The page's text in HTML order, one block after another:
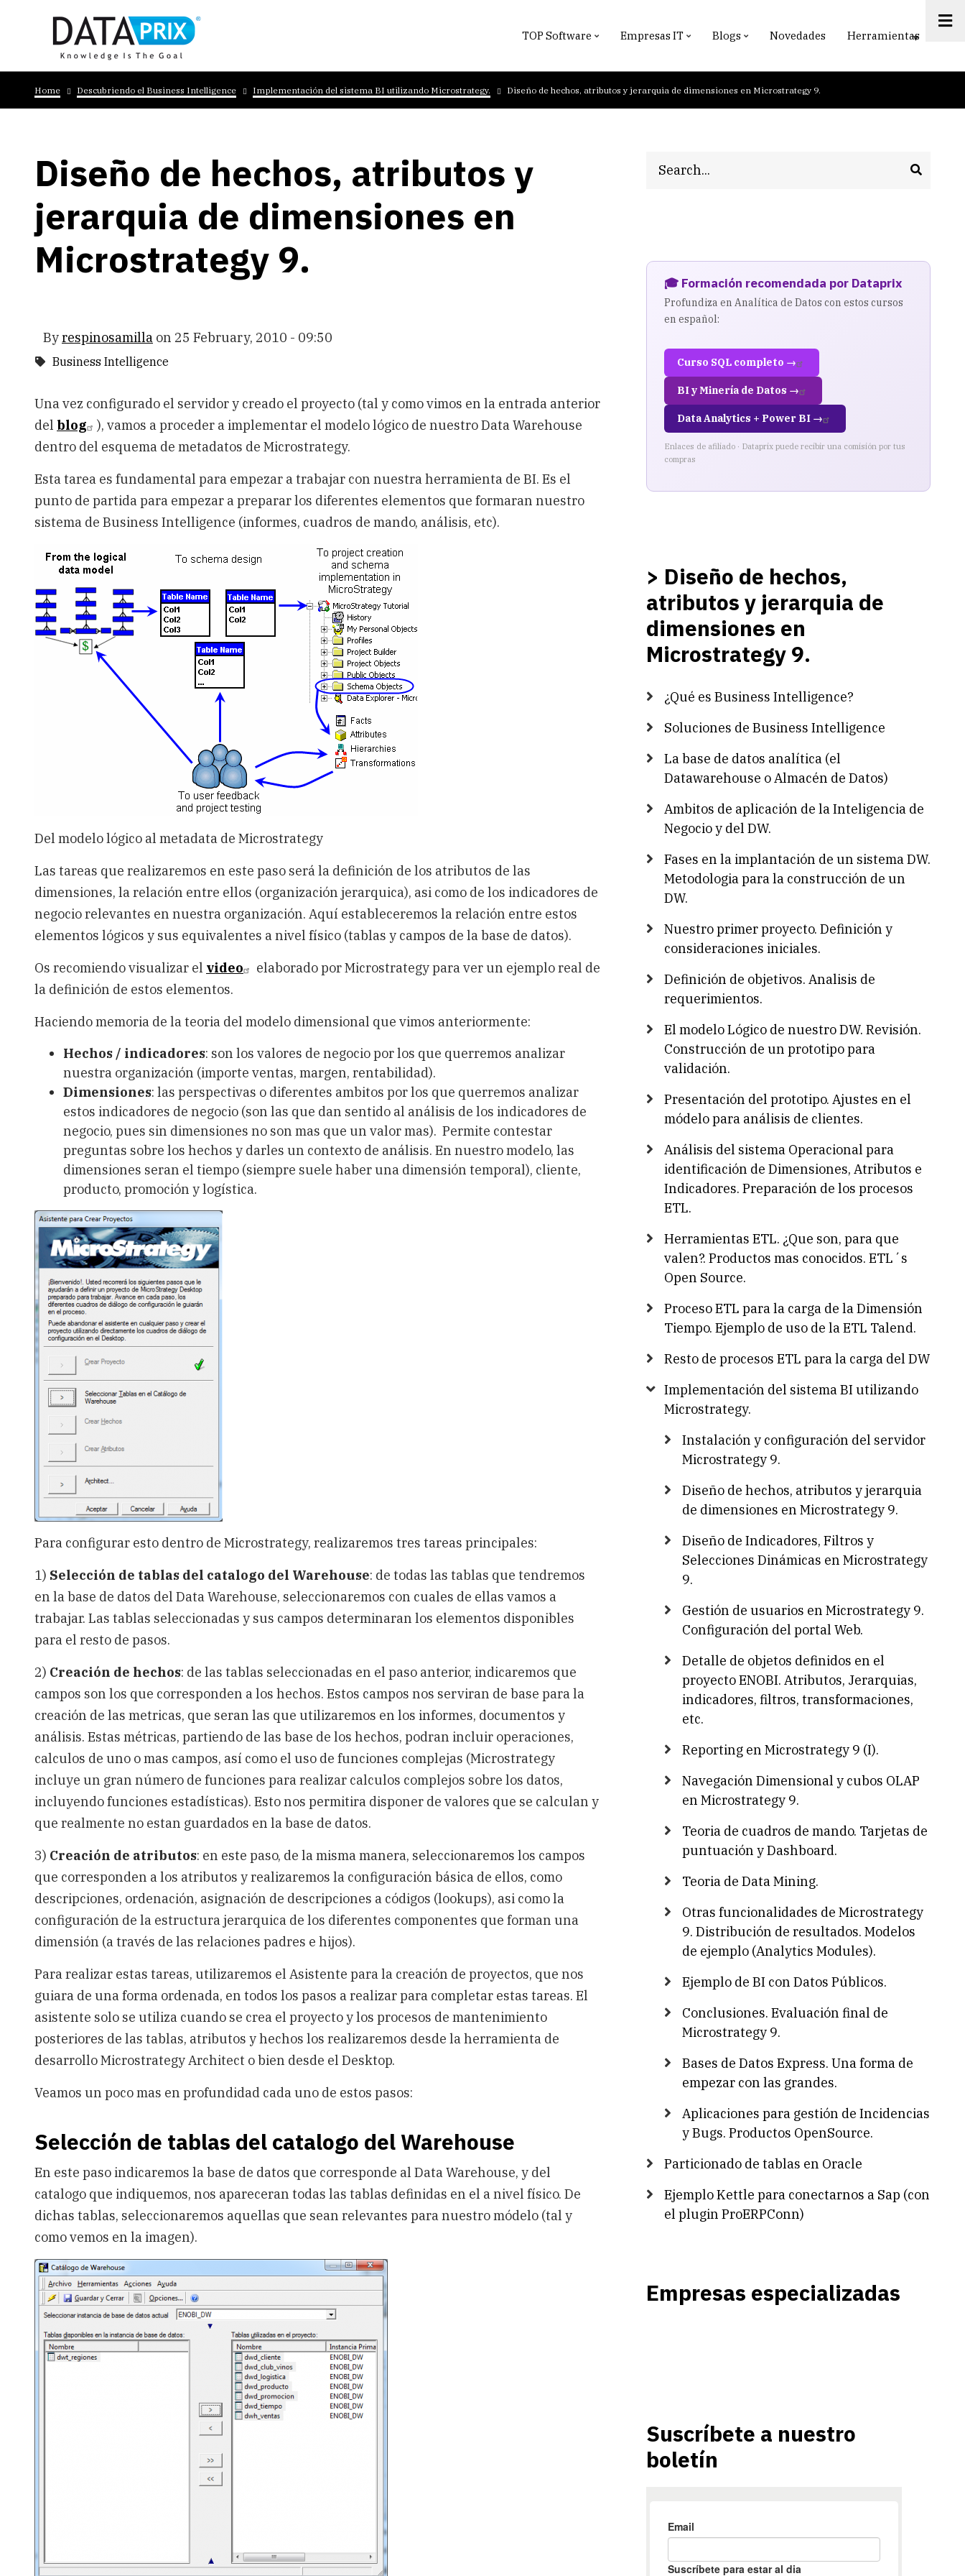
content
TOP Software Empresas IT Blogs Novedades Herramientas
Breadcrumb
Home Descubriendo el Business Intelligence Implementación del sistema BI utilizando Microstrategy. Diseño de hechos, atributos y jerarquia de dimensiones en Microstrategy 9.
Diseño de hechos, atributos y
jerarquia de dimensiones en
Microstrategy 9.
Byrespinosamilla on 25 February, 2010 - 09:50
Business Intelligence
Una vez configurado el servidor y creado el proyecto (tal y como vimos en la entrada anterior
del blog
), vamos a proceder a implementar el modelo lógico de nuestro Data Warehouse
dentro del esquema de metadatos de Microstrategy.
Esta tarea es fundamental para empezar a trabajar con nuestra herramienta de BI. Es el
punto de partida para empezar a preparar los diferentes elementos que formaran nuestro
sistema de Business Intelligence (informes, cuadros de mando, análisis, etc).
Del modelo lógico al metadata de Microstrategy
Las tareas que realizaremos en este paso será la definición de los atributos de las
dimensiones, la relación entre ellos (organización jerarquica), asi como de los indicadores de
negocio relevantes en nuestra organización. Aquí estableceremos la relación entre estos
elementos lógicos y sus equivalentes a nivel físico (tablas y campos de la base de datos).
Os recomiendo visualizar el video
elaborado por Microstrategy para ver un ejemplo real de
la definición de estos elementos.
Haciendo memoria de la teoria del modelo dimensional que vimos anteriormente:
Hechos / indicadores: son los valores de negocio por los que querremos analizar
nuestra organización (importe ventas, margen, rentabilidad).
Dimensiones: las perspectivas o diferentes ambitos por los que querremos analizar
estos indicadores de negocio (son las que dan sentido al análisis de los indicadores de
negocio, pues sin dimensiones no son mas que un valor mas). Permite contestar
preguntas sobre los hechos y darles un contexto de análisis. En nuestro modelo, las
dimensiones seran el tiempo (siempre suele haber una dimensión temporal), cliente,
producto, promoción y logística.
Para configurar esto dentro de Microstrategy, realizaremos tres tareas principales:
1) Selección de tablas del catalogo del Warehouse: de todas las tablas que tendremos
en la base de datos del Data Warehouse, seleccionaremos con cuales de ellas vamos a
trabajar. Las tablas seleccionadas y sus campos determinaran los elementos disponibles
para el resto de pasos.
2) Creación de hechos: de las tablas seleccionadas en el paso anterior, indicaremos que
campos son los que corresponden a los hechos. Estos campos nos serviran de base para la
creación de las metricas, que seran las que utilizaremos en los informes, documentos y
análisis. Estas métricas, partiendo de las base de los hechos, podran incluir operaciones,
calculos de uno o mas campos, así como el uso de funciones complejas (Microstrategy
incluye un gran número de funciones para realizar calculos complejos sobre los datos,
incluyendo funciones estadísticas). Esto nos permitira disponer de valores que se calculan y
que realmente no estan guardados en la base de datos.
3) Creación de atributos: en este paso, de la misma manera, seleccionaremos los campos
que corresponden a los atributos y realizaremos la configuración básica de ellos, como
descripciones, ordenación, asignación de descripciones a códigos (lookups), asi como la
configuración de la estructura jerarquica de los diferentes componentes que forman una
dimensión (a través de las relaciones padres e hijos).
Para realizar estas tareas, utilizaremos el Asistente para la creación de proyectos, que nos
guiara de una forma ordenada, en todos los pasos a realizar para completar estas tareas. El
asistente solo se utiliza cuando se crea el proyecto y los procesos de mantenimiento
posteriores de las tablas, atributos y hechos los realizaremos desde la herramienta de
desarrollo Microstrategy Architect o bien desde el Desktop.
Veamos un poco mas en profundidad cada uno de estos pasos:
Selección de tablas del catalogo del Warehouse
En este paso indicaremos la base de datos que corresponde al Data Warehouse, y del
catalogo que indiquemos, nos apareceran todas las tablas definidas en el a nivel físico. De
dichas tablas, seleccionaremos aquellas que sean relevantes para nuestro módelo (tal y
como vemos en la imagen).
🎓 Formación recomendada por Dataprix
Profundiza en Analítica de Datos con estos cursos
en español:
Curso SQL completo →
BI y Minería de Datos →
Data Analytics + Power BI →
Enlaces de afiliado · Dataprix puede recibir una comisión por tus
compras
> Diseño de hechos,
atributos y jerarquia de
dimensiones en
Microstrategy 9.
¿Qué es Business Intelligence?
Soluciones de Business Intelligence
La base de datos analítica (el
Datawarehouse o Almacén de Datos)
Ambitos de aplicación de la Inteligencia de
Negocio y del DW.
Fases en la implantación de un sistema DW.
Metodologia para la construcción de un
DW.
Nuestro primer proyecto. Definición y
consideraciones iniciales.
Definición de objetivos. Analisis de
requerimientos.
El modelo Lógico de nuestro DW. Revisión.
Construcción de un prototipo para
validación.
Presentación del prototipo. Ajustes en el
módelo para análisis de clientes.
Análisis del sistema Operacional para
identificación de Dimensiones, Atributos e
Indicadores. Preparación de los procesos
ETL.
Herramientas ETL. ¿Que son, para que
valen?. Productos mas conocidos. ETL´s
Open Source.
Proceso ETL para la carga de la Dimensión
Tiempo. Ejemplo de uso de la ETL Talend.
Resto de procesos ETL para la carga del DW
Implementación del sistema BI utilizando
Microstrategy.
Instalación y configuración del servidor
Microstrategy 9.
Diseño de hechos, atributos y jerarquia
de dimensiones en Microstrategy 9.
Diseño de Indicadores, Filtros y
Selecciones Dinámicas en Microstrategy
9.
Gestión de usuarios en Microstrategy 9.
Configuración del portal Web.
Detalle de objetos definidos en el
proyecto ENOBI. Atributos, Jerarquias,
indicadores, filtros, transformaciones,
etc.
Reporting en Microstrategy 9 (I).
Navegación Dimensional y cubos OLAP
en Microstrategy 9.
Teoria de cuadros de mando. Tarjetas de
puntuación y Dashboard.
Teoria de Data Mining.
Otras funcionalidades de Microstrategy
9. Distribución de resultados. Modelos
de ejemplo (Analytics Modules).
Ejemplo de BI con Datos Públicos.
Conclusiones. Evaluación final de
Microstrategy 9.
Bases de Datos Express. Una forma de
empezar con las grandes.
Aplicaciones para gestión de Incidencias
y Bugs. Productos OpenSource.
Particionado de tablas en Oracle
Ejemplo Kettle para conectarnos a Sap (con
el plugin ProERPConn)
Empresas especializadas
Suscríbete a nuestro
boletín